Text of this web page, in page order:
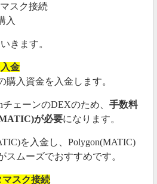
スク接続
入
きます。
金
購入資金を入金します。
ェーンのDEXのため、 手数料
が必要になります。
を入金し、Polygon(MATIC)
ムーズでおすすめです。
スク接続